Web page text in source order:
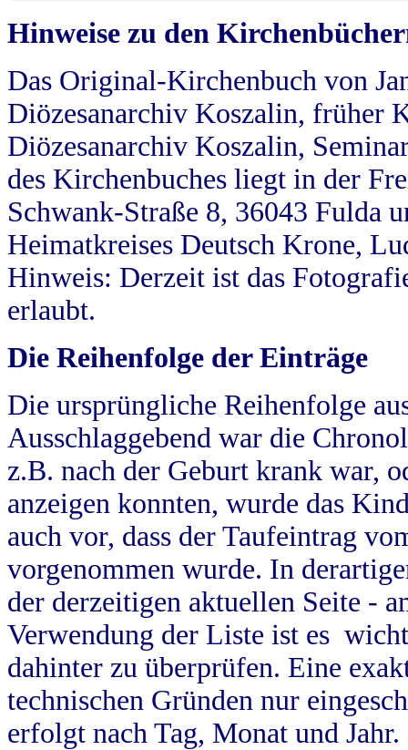
Hinweise zu den
Das Original-Kirchenbuch von
Diözesanarchiv Koszalin, früher
Diözesanarchiv Koszalin,
des Kirchenbuches liegt in der
Schwank-Straße 8, 36043 Fulda
Heimatkreises Deutsch Krone,
Hinweis: Derzeit ist das
erlaubt.
Die Reihenfolge der Einträge
Die ursprüngliche Reihenfolge
Ausschlaggebend war die
z.B. nach der Geburt krank war,
anzeigen konnten, wurde das
auch vor, dass der Taufeintrag
vorgenommen wurde. In
der derzeitigen aktuellen Seite -
Verwendung der Liste ist es
dahinter zu überprüfen. Eine
technischen Gründen nur
erfolgt nach Tag, Monat und Jahr.